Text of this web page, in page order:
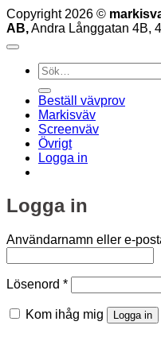
Copyright 2026 ©
AB,Andra Långgatan 4B,
Sök
efter:
Beställ vävprov
Markisväv
Screenväv
Övrigt
Logga in
Logga in
Användarnamn eller e-
Lösenord *Obligatoriskt
Kom ihåg mig Logga in